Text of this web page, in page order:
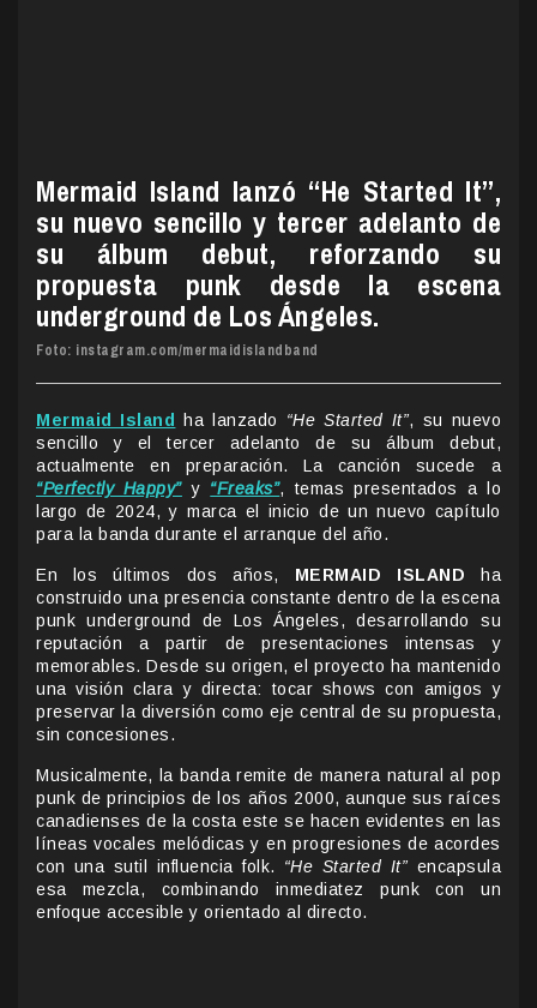
Mermaid Island lanzó “He Started It”,
su nuevo sencillo y tercer adelanto de
su álbum debut, reforzando su
propuesta punk desde la escena
underground de Los Ángeles.
Foto: instagram.com/mermaidislandband
Mermaid Island ha lanzado “He Started It”, su nuevo
sencillo y el tercer adelanto de su álbum debut,
actualmente en preparación. La canción sucede a
“Perfectly Happy”y “Freaks”, temas presentados a lo
largo de 2024, y marca el inicio de un nuevo capítulo
para la banda durante el arranque del año.
En los últimos dos años, MERMAID ISLAND ha
construido una presencia constante dentro de la escena
punk underground de Los Ángeles, desarrollando su
reputación a partir de presentaciones intensas y
memorables. Desde su origen, el proyecto ha mantenido
una visión clara y directa: tocar shows con amigos y
preservar la diversión como eje central de su propuesta,
sin concesiones.
Musicalmente, la banda remite de manera natural al pop
punk de principios de los años 2000, aunque sus raíces
canadienses de la costa este se hacen evidentes en las
líneas vocales melódicas y en progresiones de acordes
con una sutil influencia folk. “He Started It” encapsula
esa mezcla, combinando inmediatez punk con un
enfoque accesible y orientado al directo.